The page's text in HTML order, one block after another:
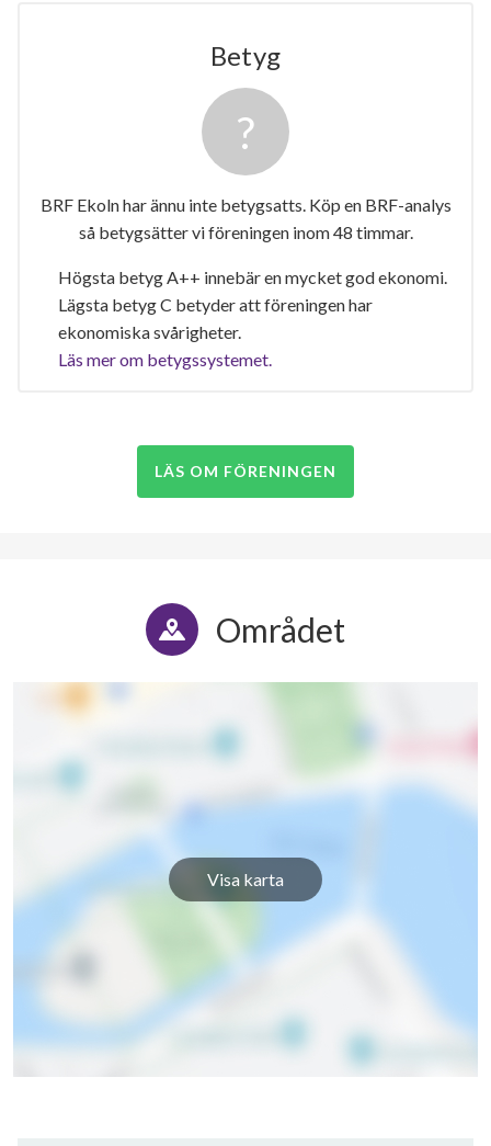
Betyg
BRF Ekoln har ännu inte betygsatts. Köp en BRF-analys
så betygsätter vi föreningen inom 48 timmar.
Högsta betyg A++ innebär en mycket god ekonomi.
Lägsta betyg C betyder att föreningen har
ekonomiska svårigheter.
Läs mer om betygssystemet.
LÄS OM FÖRENINGEN
Området
Visa karta